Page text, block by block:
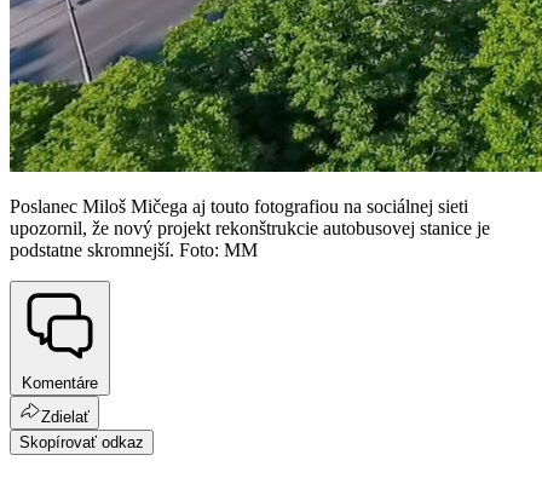
Poslanec Miloš Mičega aj touto fotografiou na sociálnej sieti
upozornil, že nový projekt rekonštrukcie autobusovej stanice je
podstatne skromnejší. Foto: MM
Komentáre
Zdielať
Skopírovať odkaz